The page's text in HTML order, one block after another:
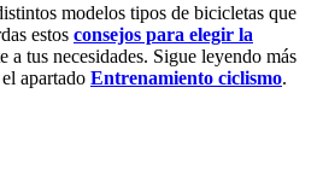
modelos tipos de bicicletas que
estos consejos para elegir la
a tus necesidades. Sigue leyendo más
apartado Entrenamiento ciclismo.